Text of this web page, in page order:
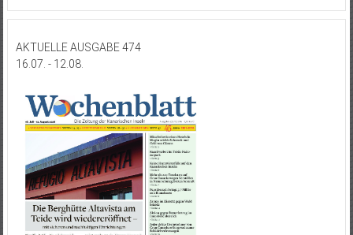
AKTUELLE AUSGABE 474
16.07. - 12.08.